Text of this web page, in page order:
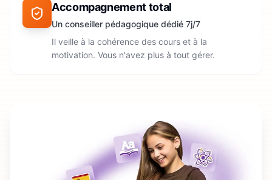
Accompagnement total
Un conseiller pédagogique dédié 7j/7
Il veille à la cohérence des cours et à la
motivation. Vous n'avez plus à tout gérer.